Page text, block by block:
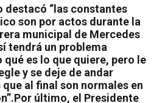
destacó “las constantes
son por actos durante la
municipal de Mercedes
tendrá un problema
qué es lo que quiere, pero le
y se deje de andar
al final son normales en
Por último, el Presidente